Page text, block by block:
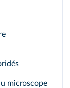
microscope